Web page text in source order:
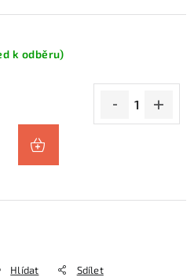
k odběru)
Hlídat Sdílet